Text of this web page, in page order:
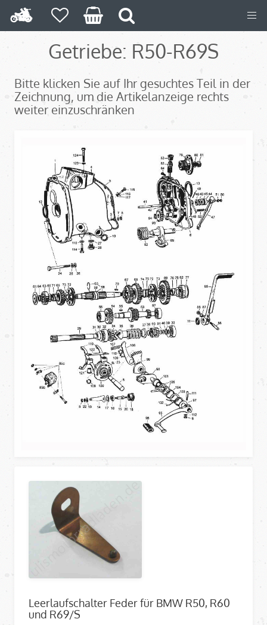
Getriebe: R50-R69S
Bitte klicken Sie auf Ihr gesuchtes Teil in der
Zeichnung, um die Artikelanzeige rechts
weiter einzuschränken
Leerlaufschalter Feder für BMW R50, R60
und R69/S